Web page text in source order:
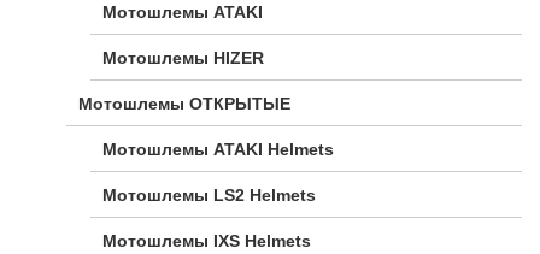
Мотошлемы ATAKI
Мотошлемы HIZER
Мотошлемы ОТКРЫТЫЕ
Мотошлемы ATAKI Helmets
Мотошлемы LS2 Helmets
Мотошлемы IXS Helmets